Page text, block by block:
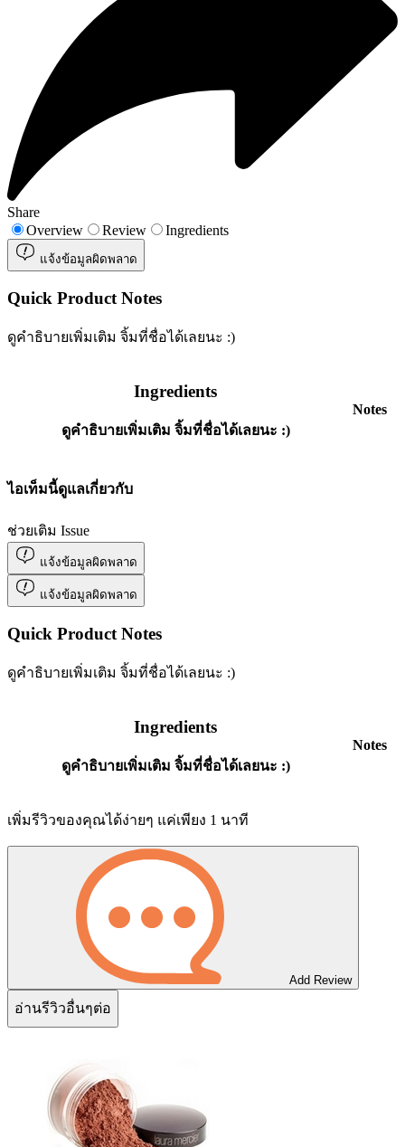
Share
Overview
Review Ingredients
แจ้งข้อมูลผิดพลาด
Quick Product Notes
ดูคำธิบายเพิ่มเติม จิ้มที่ชื่อได้เลยนะ :)
Ingredients
ดูคำธิบายเพิ่มเติม จิ้มที่ชื่อได้เลยนะ :)
Notes
ไอเท็มนี้ดูแลเกี่ยวกับ
ช่วยเติม Issue
แจ้งข้อมูลผิดพลาด
แจ้งข้อมูลผิดพลาด
Quick Product Notes
ดูคำธิบายเพิ่มเติม จิ้มที่ชื่อได้เลยนะ :)
Ingredients
ดูคำธิบายเพิ่มเติม จิ้มที่ชื่อได้เลยนะ :)
Notes
เพิ่มรีวิวของคุณได้ง่ายๆ แค่เพียง 1 นาที
Add Review
อ่านรีวิวอื่นๆต่อ